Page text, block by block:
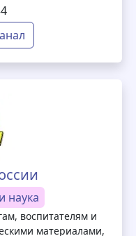
наука
воспитателям и
материалами,